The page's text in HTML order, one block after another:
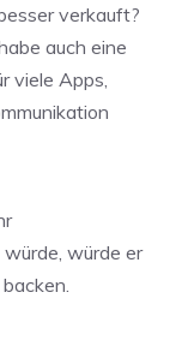
verkauft?
auch eine
viele Apps,
würde er